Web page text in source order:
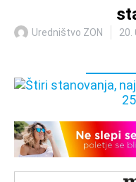
Uredništvo ZON 20.